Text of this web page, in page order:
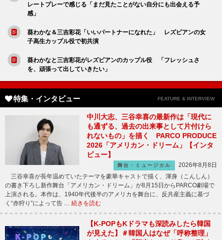
レートプレーで感じる「まだ見たことがない自分にも出会える予
感」
葵わかな＆三吉彩花「いいパートナーになれた」 レズビアンの女
子高生カップル役で初共演
葵わかなと三吉彩花がレズビアンのカップル役 「フレッシュさ
を、頑張って出していきたい」
特集・インタビュー FEATURE & INTERVIEW
中川大志、三谷幸喜の最新作は「現代に
も通ずる、過去の出来事として片付けら
れないもの」を描く PARCO PRODUCE
2026「アメリカン・ドリーム」【インタ
ビュー】
舞台・ミュージカル
2026年8月8日
三谷幸喜が長年温めていたテーマを豪華キャストで描く、渾身（こんしん）
の書き下ろし新作舞台「アメリカン・ドリーム」が8月15日からPARCO劇場で
上演される。本作は、1940年代後半のアメリカを舞台に、反共産主義に基づ
く“赤狩り”によって告 … 続きを読む
【K-POPもKドラマも深読みしたら韓国
が見えた】＃韓国人はなぜ「呼称整理」